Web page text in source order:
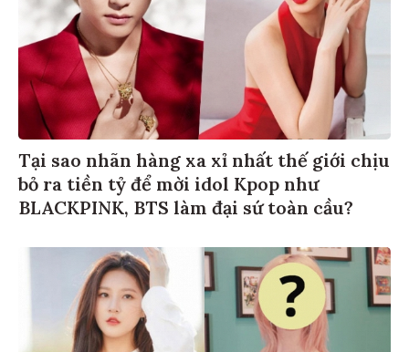
Tại sao nhãn hàng xa xỉ nhất thế giới chịu
bỏ ra tiền tỷ để mời idol Kpop như
BLACKPINK, BTS làm đại sứ toàn cầu?